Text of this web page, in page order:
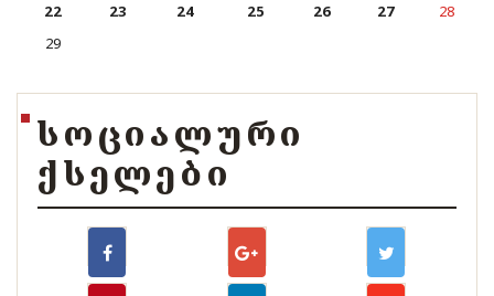
22
23 24 25 26 27
28
29
ᲡᲝᲪᲘᲐᲚᲣᲠᲘ
ᲥᲡᲔᲚᲔᲑᲘ